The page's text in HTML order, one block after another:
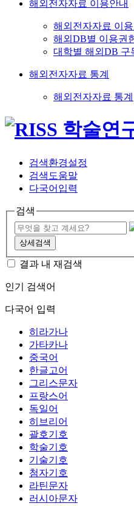
해외전자자료 이용안내
해외전자자료 이용
해외DB별 이용권
대학별 해외DB 구
해외전자자료 통계
해외전자자료 통계
검색환경설정
검색도움말
다국어입력
검색
상세검색
결과 내 재검색
인기 검색어
다국어 입력
히라가나
가타카나
중국어
한글고어
그리스문자
프랑스어
독일어
히브리어
괄호기호
학술기호
기술기호
첨자기호
라틴문자
러시아문자